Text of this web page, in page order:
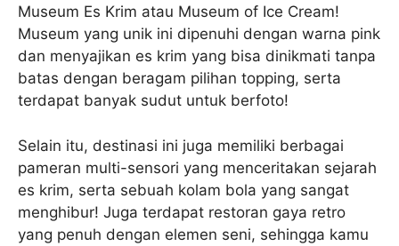
Museum Es Krim atau Museum of Ice Cream!
Museum yang unik ini dipenuhi dengan warna pink
dan menyajikan es krim yang bisa dinikmati tanpa
batas dengan beragam pilihan topping, serta
terdapat banyak sudut untuk berfoto!
Selain itu, destinasi ini juga memiliki berbagai
pameran multi-sensori yang menceritakan sejarah
es krim, serta sebuah kolam bola yang sangat
menghibur! Juga terdapat restoran gaya retro
yang penuh dengan elemen seni, sehingga kamu